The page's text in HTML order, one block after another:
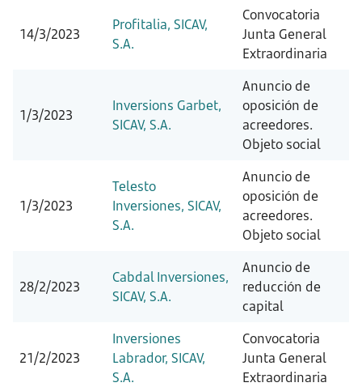
14/3/2023
Profitalia, SICAV,
S.A.
Convocatoria
Junta General
Extraordinaria
1/3/2023
Inversions Garbet,
SICAV, S.A.
Anuncio de
oposición de
acreedores.
Objeto social
1/3/2023
Telesto
Inversiones, SICAV,
S.A.
Anuncio de
oposición de
acreedores.
Objeto social
28/2/2023
Cabdal Inversiones,
SICAV, S.A.
Anuncio de
reducción de
capital
21/2/2023
Inversiones
Labrador, SICAV,
S.A.
Convocatoria
Junta General
Extraordinaria